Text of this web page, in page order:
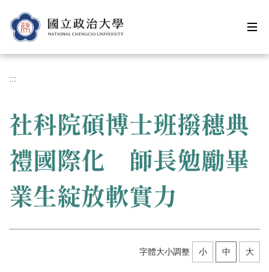
到
主
內
區
:::
社科院碩博士班撥穗典
禮國際化 師長勉勵畢
業生綻放軟實力
字體大小調整 小 中 大